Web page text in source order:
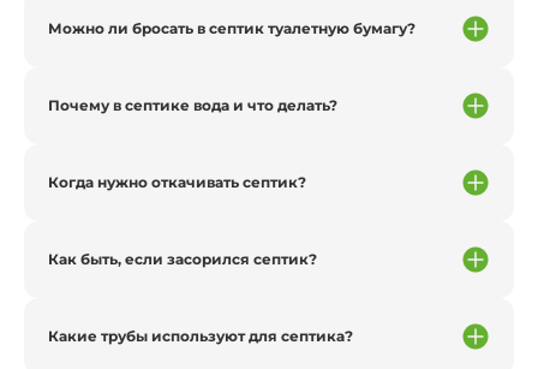
Можно ли бросать в септик туалетную бумагу?
Почему в септике вода и что делать?
Когда нужно откачивать септик?
Как быть, если засорился септик?
Какие трубы используют для септика?